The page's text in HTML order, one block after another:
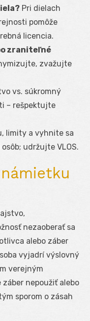
Pri dielach
pomôže
licencia.
zraniteľné
zvažujte
vs. súkromný
– rešpektujte
limity a vyhnite sa
udržujte VLOS.
nezaoberať sa
alebo záber
vyjadrí výslovný
verejným
nepoužiť alebo
sporom o zásah